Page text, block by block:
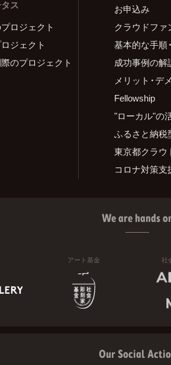
ス
ロジェクト
ジェクト
のプロジェクト
お申込み
クラウドフ
基本的な手順
成功事例の解
メリット・デ
Fellowship
"ローカル"の
ふるさと納税
東京都クラウ
コロナ対策
We are hands
アート基金 社
Our Social